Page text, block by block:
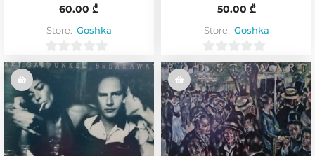
60.00 ₾
Store: Goshka
0
u
o
f
50.00 ₾
Store: Goshka
0
o
u
t
o
f